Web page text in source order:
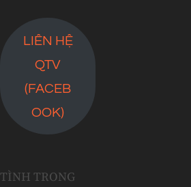
LIÊN HỆ
QTV
(FACEB
OOK)
TÌNH TRONG